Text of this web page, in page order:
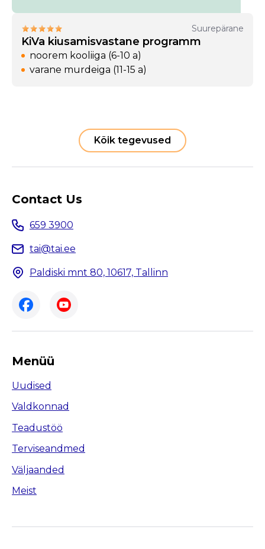
Suurepärane
KiVa kiusamisvastane programm
noorem kooliiga (6-10 a)
varane murdeiga (11-15 a)
Kõik tegevused
Contact Us
659 3900
tai@tai.ee
Paldiski mnt 80, 10617, Tallinn
Menüü
Uudised
Valdkonnad
Teadustöö
Terviseandmed
Väljaanded
Meist